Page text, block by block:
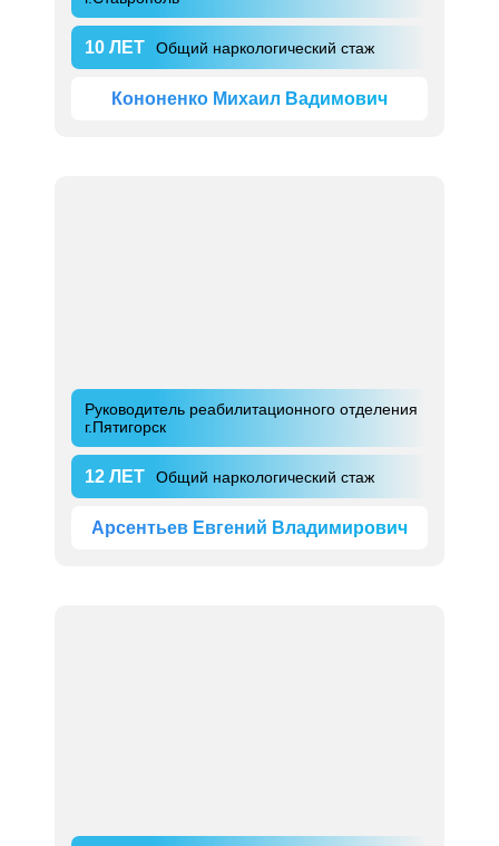
10 ЛЕТ Общий наркологический стаж
Кононенко Михаил Вадимович
Руководитель реабилитационного отделения
г.Пятигорск
12 ЛЕТ Общий наркологический стаж
Арсентьев Евгений Владимирович